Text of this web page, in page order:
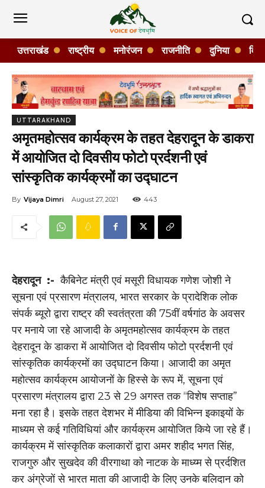
उत्तराखंड राष्ट्रीय मनोरंजन राजनीति दुनिया
UTTARAKHAND
अमृतमहोत्सव कार्यक्रम के तहत देहरादून के डाकरा
में आयोजित दो दिवसीय फोटो प्रर्दशनी एवं
सांस्कृतिक कार्यक्रमों का उद्घाटन
By Vijaya Dimri August 27, 2021 443
देहरादून :- कैबिनेट मंत्री एवं मसूरी विधायक गणेश जोशी ने
सूचना एवं प्रसारण मंत्रालय, भारत सरकार के प्रादेशिक लोक
संपर्क ब्यूरो द्वारा राष्ट्र की स्वतंत्रता की 75वीं वर्षगांठ के अवसर
पर मनाये जा रहे आजादी के अमृतमहोत्सव कार्यक्रम के तहत
देहरादून के डाकरा में आयोजित दो दिवसीय फोटो प्रर्दशनी एवं
सांस्कृतिक कार्यक्रमों का उद्घाटन किया। आजादी का अमृत
महोत्सव कार्यक्रम आयोजनों के हिस्से के रूप में, सूचना एवं
प्रसारण मंत्रालय द्वारा 23 से 29 अगस्त तक “विशेष सप्ताह”
मना रहा है। इसके तहत देशभर में मीडिया की विभिन्न इकाइयों के
माध्यम से कई गतिविधियां और कार्यक्रम आयोजित किये जा रहे हैं।
कार्यक्रम में सांस्कृतिक कलाकारों द्वारा अमर शहीद भगत सिंह,
राजगुरु और सुखदेव की वीरगाथा को नाटक के माध्य्म से प्रर्दशित
कर अंग्रेजों से भारत माता की आजादी के लिए उनके बलिदान को